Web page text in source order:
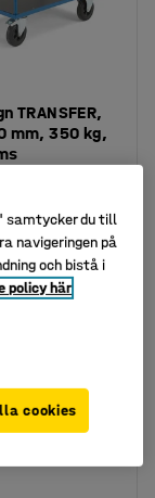
TRANSFER,
mm, 350 kg,
KÖP
samtycker du till
navigeringen på
och bistå i
policy här
cookies